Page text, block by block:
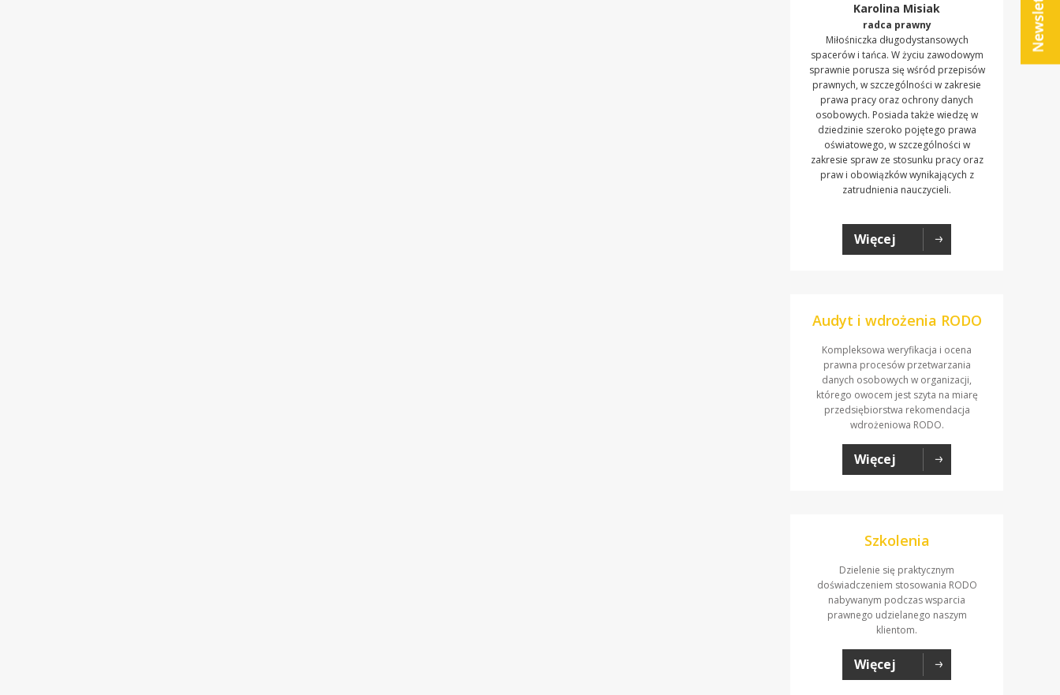
Karolina Misiak
radca prawny
Miłośniczka długodystansowych
spacerów i tańca. W życiu zawodowym
sprawnie porusza się wśród przepisów
prawnych, w szczególności w zakresie
prawa pracy oraz ochrony danych
osobowych. Posiada także wiedzę w
dziedzinie szeroko pojętego prawa
oświatowego, w szczególności w
zakresie spraw ze stosunku pracy oraz
praw i obowiązków wynikających z
zatrudnienia nauczycieli.
Więcej
Audyt i wdrożenia RODO
Kompleksowa weryfikacja i ocena
prawna procesów przetwarzania
danych osobowych w organizacji,
którego owocem jest szyta na miarę
przedsiębiorstwa rekomendacja
wdrożeniowa RODO.
Więcej
Szkolenia
Dzielenie się praktycznym
doświadczeniem stosowania RODO
nabywanym podczas wsparcia
prawnego udzielanego naszym
klientom.
Więcej